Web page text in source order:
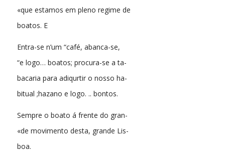
«que estamos em pleno regime de
boatos. E
Entra-se n’um “café, abanca-se,
“e logo… boatos; procura-se a ta-
bacaria para adiqurtir o nosso ha-
bitual ;hazano e logo. .. bontos.
Sempre o boato á frente do gran-
«de movimento desta, grande Lis-
boa.